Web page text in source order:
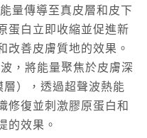
量傳導至真皮層和皮下
蛋白立即收縮並促進新
改善皮膚質地的效果。
，將能量聚焦於皮膚深
層），透過超聲波熱能
修復並刺激膠原蛋白和
的效果。